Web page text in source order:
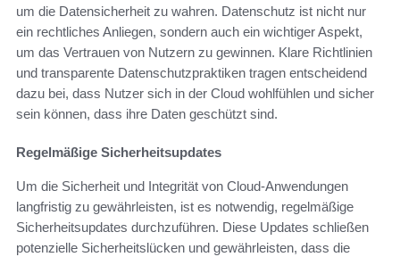
um die Datensicherheit zu wahren. Datenschutz ist nicht nur
ein rechtliches Anliegen, sondern auch ein wichtiger Aspekt,
um das Vertrauen von Nutzern zu gewinnen. Klare Richtlinien
und transparente Datenschutzpraktiken tragen entscheidend
dazu bei, dass Nutzer sich in der Cloud wohlfühlen und sicher
sein können, dass ihre Daten geschützt sind.
Regelmäßige Sicherheitsupdates
Um die Sicherheit und Integrität von Cloud-Anwendungen
langfristig zu gewährleisten, ist es notwendig, regelmäßige
Sicherheitsupdates durchzuführen. Diese Updates schließen
potenzielle Sicherheitslücken und gewährleisten, dass die